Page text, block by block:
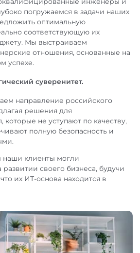
погружаемся в задачи наших
оптимальную
соответствующую их
Мы выстраиваем
отношения, основанные на
успехе.
суверенитет.
направление российского
решения для
не уступают по качеству,
полную безопасность и
клиенты могли
развитии своего бизнеса, будучи
их ИТ-основа находится в